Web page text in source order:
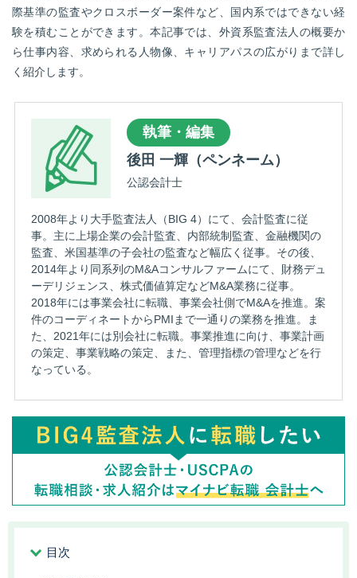
サービス紹介
転職お役立ち情報
際基準の監査やクロスボーダー案件など、国内系ではできない経
験を積むことができます。本記事では、外資系監査法人の概要か
ら仕事内容、求められる人物像、キャリアパスの広がりまで詳し
く紹介します。
執筆・編集
後田 一輝（ペンネーム）
公認会計士
2008年より大手監査法人（BIG 4）にて、会計監査に従
事。主に上場企業の会計監査、内部統制監査、金融機関の
監査、米国基準の子会社の監査など幅広く従事。その後、
2014年より同系列のM&Aコンサルファームにて、財務デュ
ーデリジェンス、株式価値算定などM&A業務に従事。
2018年には事業会社に転職、事業会社側でM&Aを推進。案
件のコーディネートからPMIまで一通りの業務を推進。ま
た、2021年には別会社に転職。事業推進に向け、事業計画
の策定、事業戦略の策定、また、管理指標の管理などを行
なっている。
目次